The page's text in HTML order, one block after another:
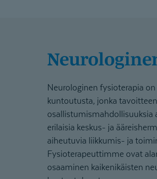
Neurologinen fysioterapia
kuntoutusta, jonka
osallistumismahdollisuuksia
erilaisia keskus- ja
aiheutuvia liikkumis- ja
Fysioterapeuttimme ovat
osaaminen kaikenikäisten